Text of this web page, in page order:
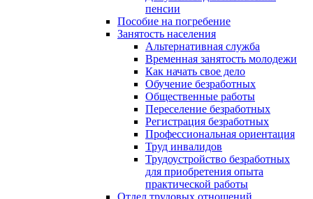
пенсии
Пособие на погребение
Занятость населения
Альтернативная служба
Временная занятость молодежи
Как начать свое дело
Обучение безработных
Общественные работы
Переселение безработных
Регистрация безработных
Профессиональная ориентация
Труд инвалидов
Трудоустройство безработных
для приобретения опыта
практической работы
Отдел трудовых отношений